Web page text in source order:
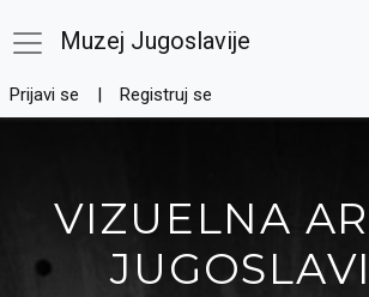
Muzej Jugoslavije
Prijavi se Registruj se
VIZUELNA